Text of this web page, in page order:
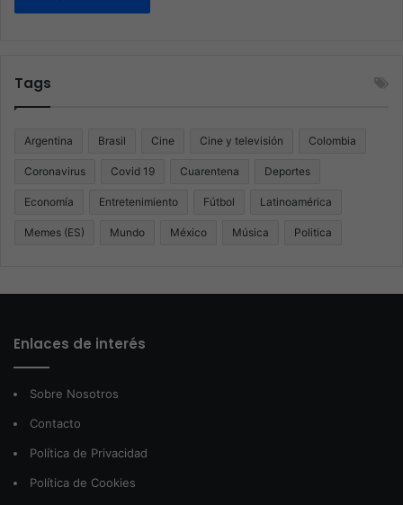
Tags
Argentina Brasil Cine Cine y televisión Colombia
Coronavirus Covid 19 Cuarentena Deportes
Economía Entretenimiento Fútbol Latinoamérica
Memes (ES) Mundo México Música Politica
Enlaces de interés
Sobre Nosotros
Contacto
Política de Privacidad
Política de Cookies